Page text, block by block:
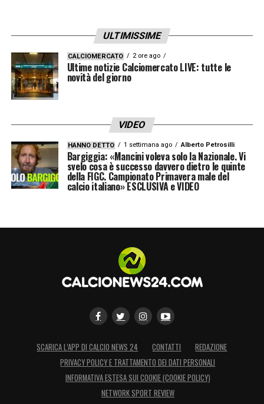
ULTIMISSIME
CALCIOMERCATO 2 ore ago
Ultime notizie Calciomercato LIVE: tutte le
novità del giorno
VIDEO
HANNO DETTO 1 settimana ago Alberto Petrosilli
Bargiggia: «Mancini voleva solo la Nazionale. Vi
svelo cosa è successo davvero dietro le quinte
della FIGC. Campionato Primavera male del
calcio italiano» ESCLUSIVA e VIDEO
SCARICA L’APP DI CALCIO NEWS 24 CONTATTI
REDAZIONE
PRIVACY POLICY E TRATTAMENTO DEI DATI PERSONALI
INFORMATIVA ESTESA SUI COOKIE (COOKIE POLICY)
NETWORK SPORT REVIEW